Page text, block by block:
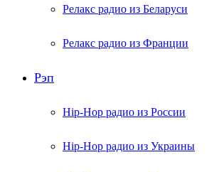
Релакс радио из Беларуси
Релакс радио из Франции
Рэп
Hip-Hop радио из России
Hip-Hop радио из Украины